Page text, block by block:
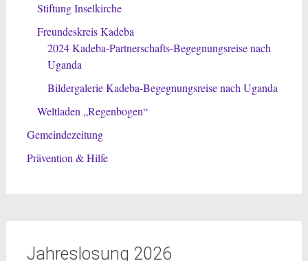
Stiftung Inselkirche
Freundeskreis Kadeba
2024 Kadeba-Partnerschafts-Begegnungsreise nach
Uganda
Bildergalerie Kadeba-Begegnungsreise nach Uganda
Weltladen „Regenbogen“
Gemeindezeitung
Prävention & Hilfe
Jahreslosung 2026